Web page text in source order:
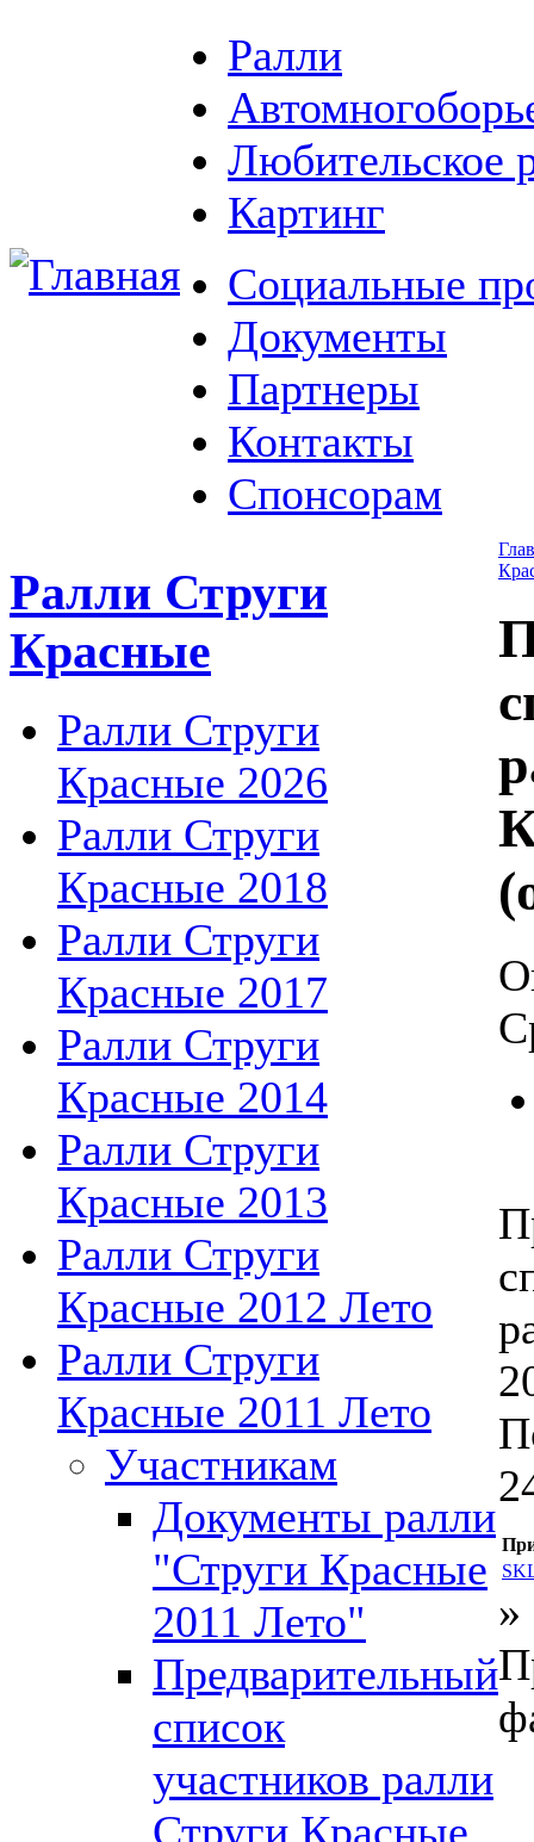
Ралли
Любительское
Картинг
Социальные
Документы
Партнеры
Контакты
Спонсорам
Ралли Струги
Красные
Ралли Струги
Красные 2026
Ралли Струги
Красные 2018
Ралли Струги
Красные 2017
Ралли Струги
Красные 2014
Ралли Струги
Красные 2013
Ралли Струги
Красные 2012 Лето
Ралли Струги
Красные 2011 Лето
Участникам
Документы ралли
"Струги Красные
2011 Лето"
Предварительный
список
участников ралли
Струги Красные
»